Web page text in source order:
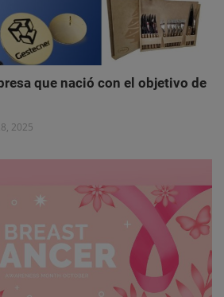
que nació con el objetivo de
2025